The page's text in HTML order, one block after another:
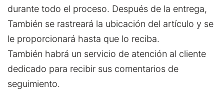
durante todo el proceso. Después de la entrega,
También se rastreará la ubicación del artículo y se
le proporcionará hasta que lo reciba.
También habrá un servicio de atención al cliente
dedicado para recibir sus comentarios de
seguimiento.